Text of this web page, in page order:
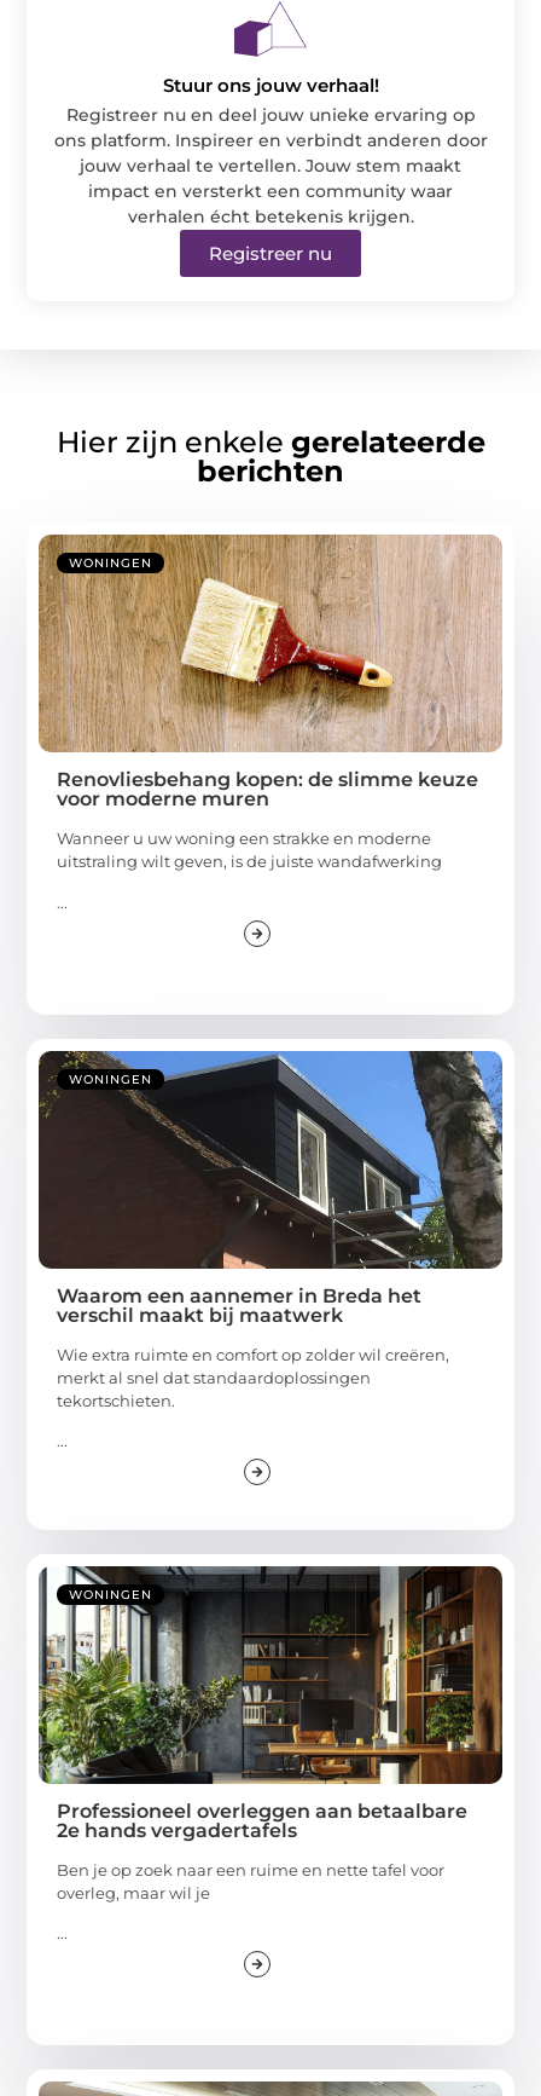
Stuur ons jouw verhaal!
Registreer nu en deel jouw unieke ervaring op
ons platform. Inspireer en verbindt anderen door
jouw verhaal te vertellen. Jouw stem maakt
impact en versterkt een community waar
verhalen écht betekenis krijgen.
Registreer nu
Hier zijn enkele gerelateerde
berichten
WONINGEN
Renovliesbehang kopen: de slimme keuze
voor moderne muren
Wanneer u uw woning een strakke en moderne
uitstraling wilt geven, is de juiste wandafwerking
...
WONINGEN
Waarom een aannemer in Breda het
verschil maakt bij maatwerk
Wie extra ruimte en comfort op zolder wil creëren,
merkt al snel dat standaardoplossingen
tekortschieten.
...
WONINGEN
Professioneel overleggen aan betaalbare
2e hands vergadertafels
Ben je op zoek naar een ruime en nette tafel voor
overleg, maar wil je
...